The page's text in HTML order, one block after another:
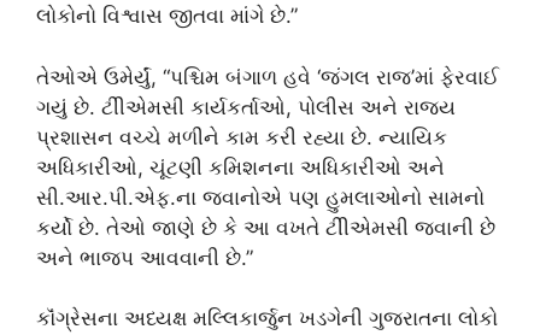
લોકોનો વિશ્વાસ જીતવા માંગે છે.”
તેઓએ ઉમેર્યું, “પશ્ચિમ બંગાળ હવે ‘જંગલ રાજ’માં ફેરવાઈ
ગયું છે. ટીીએમસી કાર્યકર્તાઓ, પોલીસ અને રાજ્ય
પ્રશાસન વચ્ચે મળીને કામ કરી રહ્યા છે. ન્યાયિક
અધિકારીઓ, ચૂંટણી કમિશનના અધિકારીઓ અને
સી.આર.પી.એફ.ના જવાનોએ પણ હુમલાઓનો સામનો
કર્યો છે. તેઓ જાણે છે કે આ વખતે ટીીએમસી જવાની છે
અને ભાજપ આવવાની છે.”
કૉંગ્રેસના અધ્યક્ષ મલ્લિકાર્જુન ખડગેની ગુજરાતના લોકો